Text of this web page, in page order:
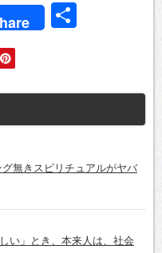
グ無きスピリチュアルがヤバ
い」とき、本来人は、社会